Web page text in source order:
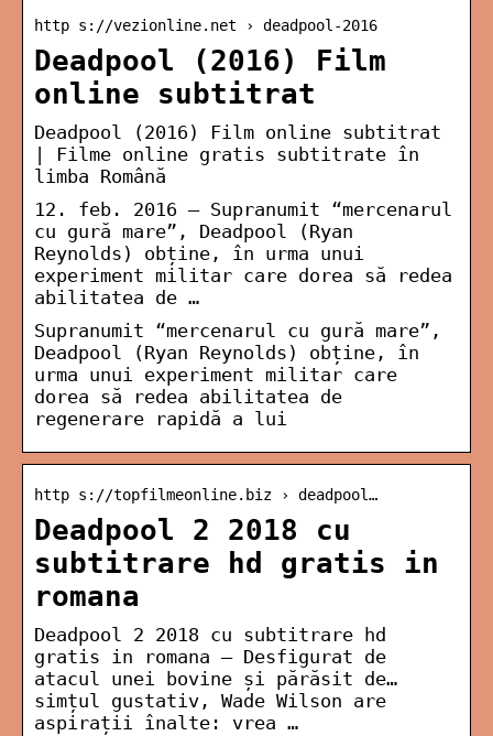
http s://vezionline.net › deadpool-2016
Deadpool (2016) Film
online subtitrat
Deadpool (2016) Film online subtitrat
| Filme online gratis subtitrate în
limba Română
12. feb. 2016 — Supranumit “mercenarul
cu gură mare”, Deadpool (Ryan
Reynolds) obține, în urma unui
experiment militar care dorea să redea
abilitatea de …
Supranumit “mercenarul cu gură mare”,
Deadpool (Ryan Reynolds) obține, în
urma unui experiment militar care
dorea să redea abilitatea de
regenerare rapidă a lui
http s://topfilmeonline.biz › deadpool…
Deadpool 2 2018 cu
subtitrare hd gratis in
romana
Deadpool 2 2018 cu subtitrare hd
gratis in romana – Desfigurat de
atacul unei bovine și părăsit de…
simțul gustativ, Wade Wilson are
aspirații înalte: vrea …